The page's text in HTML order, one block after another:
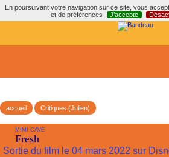
En poursuivant votre navigation sur ce site, vous
et de préférences
J’accepte
accueil Critiques (Julien)
MIMI CAVE
Fresh
Sortie du film le 04 mars 2022 sur